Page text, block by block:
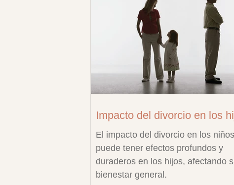
Impacto del divorcio en los
El impacto del divorcio en los niños
puede tener efectos profundos y
duraderos en los hijos, afectando
bienestar general.